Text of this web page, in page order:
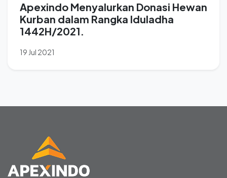
Apexindo Menyalurkan Donasi Hewan
Kurban dalam Rangka Iduladha
1442H/2021.
19 Jul 2021